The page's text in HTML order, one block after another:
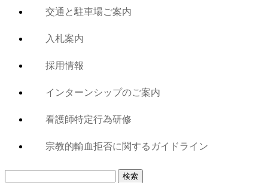
交通と駐車場ご案内
入札案内
採用情報
インターンシップのご案内
看護師特定行為研修
宗教的輸血拒否に関するガイドライン